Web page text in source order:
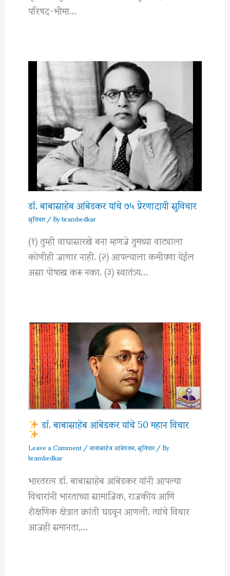
परिषद-भीमा…
डॉ. बाबासाहेब आंबेडकर यांचे ७५ प्रेरणादायी सुविचार
सुविचार/ Bybrambedkar
(१) तुम्ही वाघासारखे बना म्हणजे तुमच्या वाट्याला
कोणीही जाणार नाही. (२) आपल्याला कमीपणा येईल
असा पोषाख करू नका. (३) स्वातंत्र्य…
डॉ. बाबासाहेब आंबेडकर यांचे 50 महान विचार
Leave a Comment/बाबासाहेब आंबेडकर,सुविचार/ By
brambedkar
भारतरत्न डॉ. बाबासाहेब आंबेडकर यांनी आपल्या
विचारांनी भारताच्या सामाजिक, राजकीय आणि
शैक्षणिक क्षेत्रात क्रांती घडवून आणली. त्यांचे विचार
आजही समानता,…